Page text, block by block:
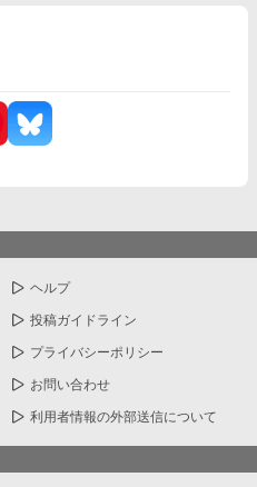
ヘルプ
投稿ガイドライン
プライバシーポリシー
お問い合わせ
利用者情報の外部送信について